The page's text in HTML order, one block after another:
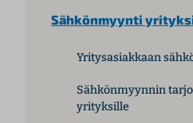
Sähkönmyynti
Yritysasiakkaan
Sähkönmyynnin
yrityksille